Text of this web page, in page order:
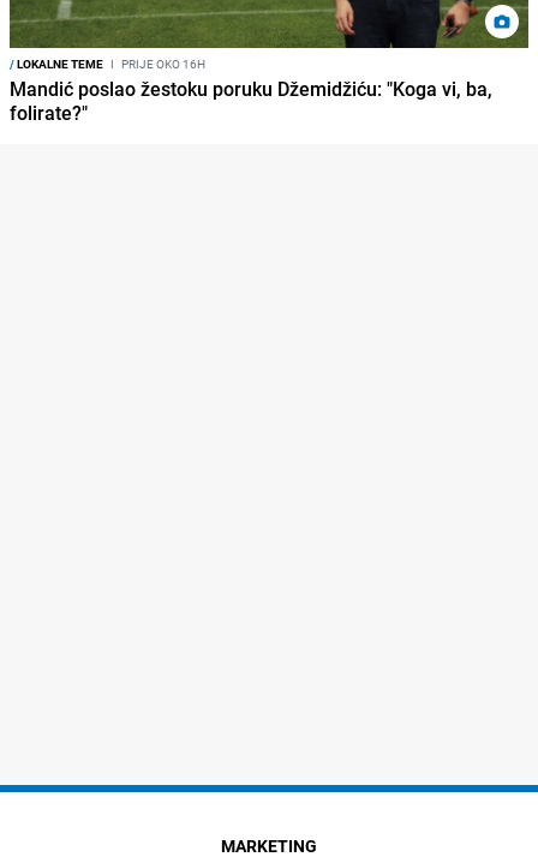
/LOKALNE TEME I PRIJE OKO 16H
Mandić poslao žestoku poruku Džemidžiću: "Koga vi, ba,
folirate?"
MARKETING